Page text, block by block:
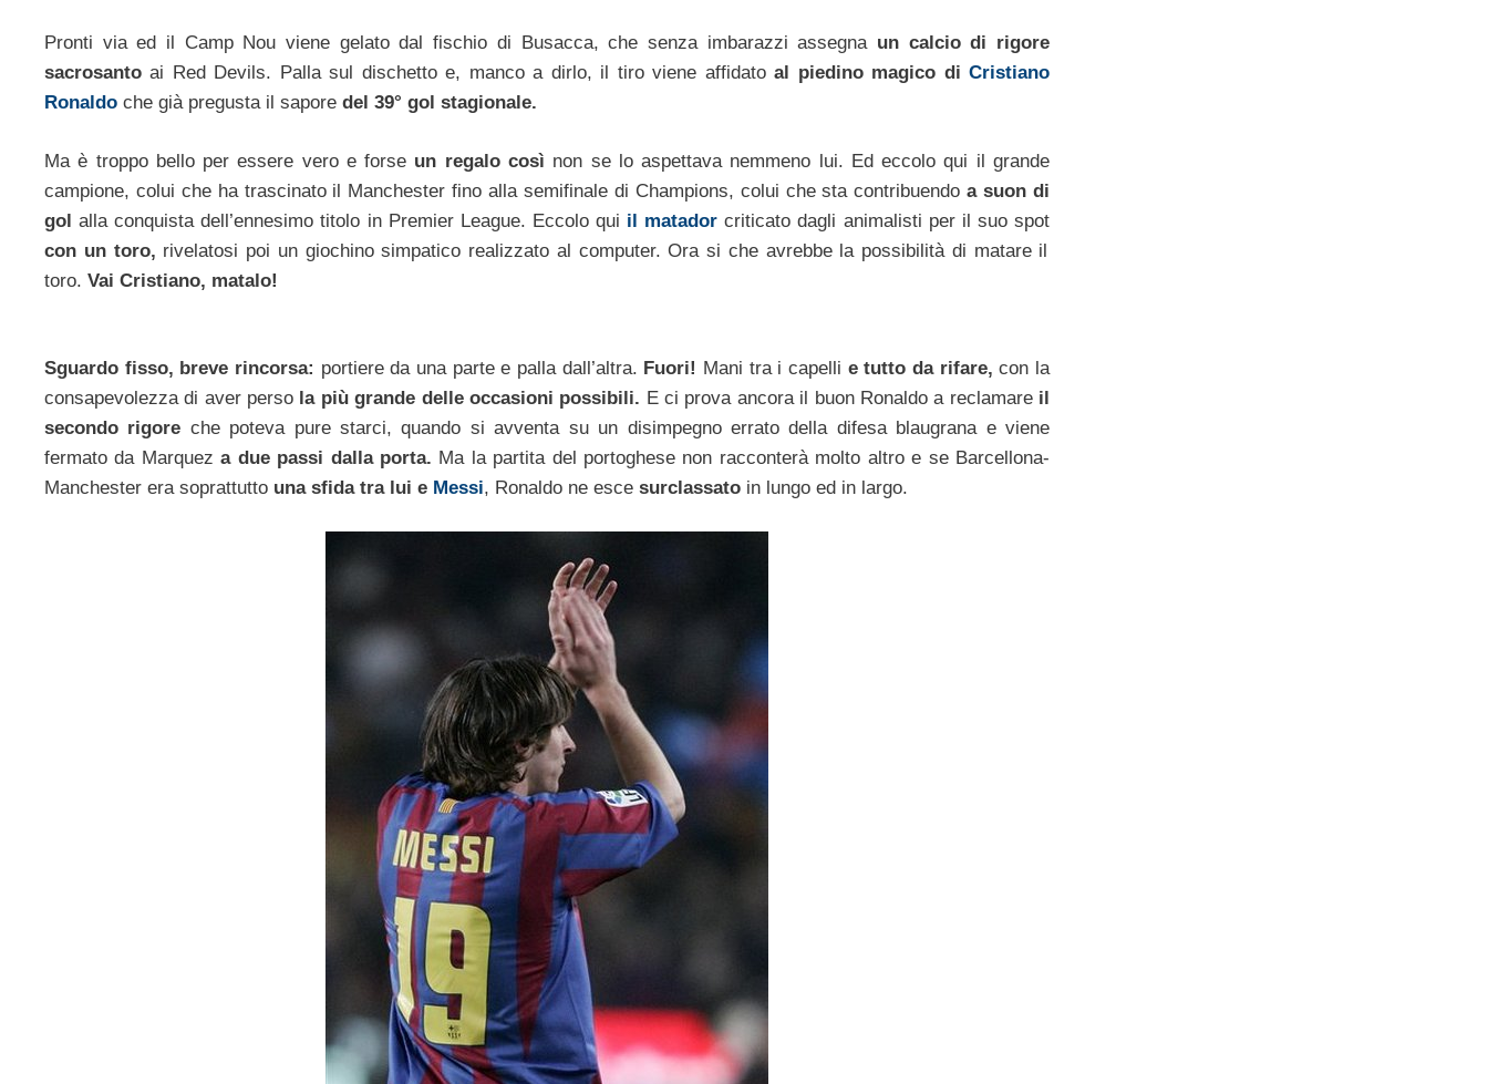
Pronti via ed il Camp Nou viene gelato dal fischio di Busacca, che senza imbarazzi assegna un calcio di rigore
sacrosanto ai Red Devils. Palla sul dischetto e, manco a dirlo, il tiro viene affidatoal piedino magico diCristiano
Ronaldo che già pregusta il sapore del 39° gol stagionale.
Ma è troppo bello per essere vero e forse un regalo così non se lo aspettava nemmeno lui. Ed eccolo qui il grande
campione, colui che ha trascinato il Manchester fino alla semifinale di Champions, colui che sta contribuendoa suon di
golalla conquista dell’ennesimo titolo in Premier League. Eccolo qui il matador criticato dagli animalisti per il suo spot
con un toro, rivelatosi poi un giochino simpatico realizzato al computer. Ora si che avrebbe la possibilità di matare il
toro. Vai Cristiano, matalo!
Sguardo fisso, breve rincorsa: portiere da una parte e palla dall’altra. Fuori! Mani tra i capelli e tutto da rifare,con la
consapevolezza di aver perso la più grande delle occasioni possibili. E ci prova ancora il buon Ronaldo a reclamareil
secondo rigore che poteva pure starci, quando si avventa su un disimpegno errato della difesa blaugrana e viene
fermato da Marqueza due passi dalla porta. Ma la partita del portoghese non racconterà molto altro e se Barcellona-
Manchester era soprattutto una sfida tra lui e Messi, Ronaldo ne esce surclassato in lungo ed in largo.